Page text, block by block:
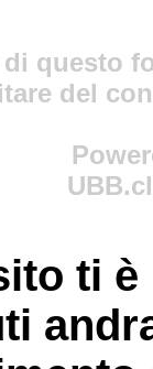
di questo
del
ti